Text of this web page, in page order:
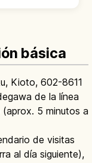
de pan de
básica
Kioto, 602-8611
de la línea
5 minutos a
de visitas
al día siguiente),